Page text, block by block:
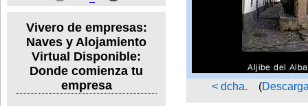
Vivero de empresas:
Naves y Alojamiento
Virtual Disponible:
Donde comienza tu
empresa
< dcha. (